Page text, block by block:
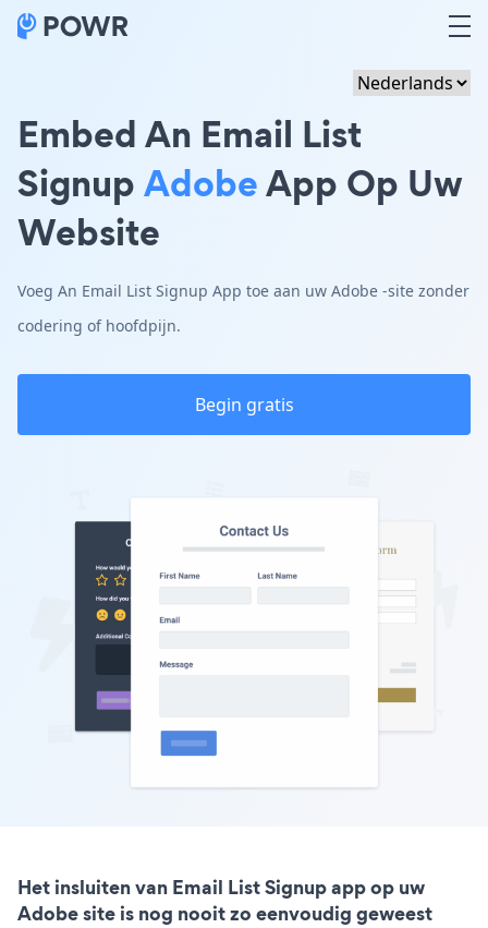
Embed An Email List
SignupAdobeApp Op Uw
Website
Voeg An Email List Signup App toe aan uw Adobe -site zonder
codering of hoofdpijn.
Begin gratis
Het insluiten van Email List Signup app op uw
Adobe site is nog nooit zo eenvoudig geweest